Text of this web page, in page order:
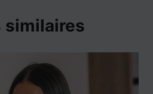
similaires